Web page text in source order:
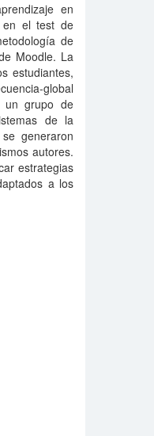
en
en el test de
de
Moodle. La
estudiantes,
global
un grupo de
de la
generaron
autores.
estrategias
a los